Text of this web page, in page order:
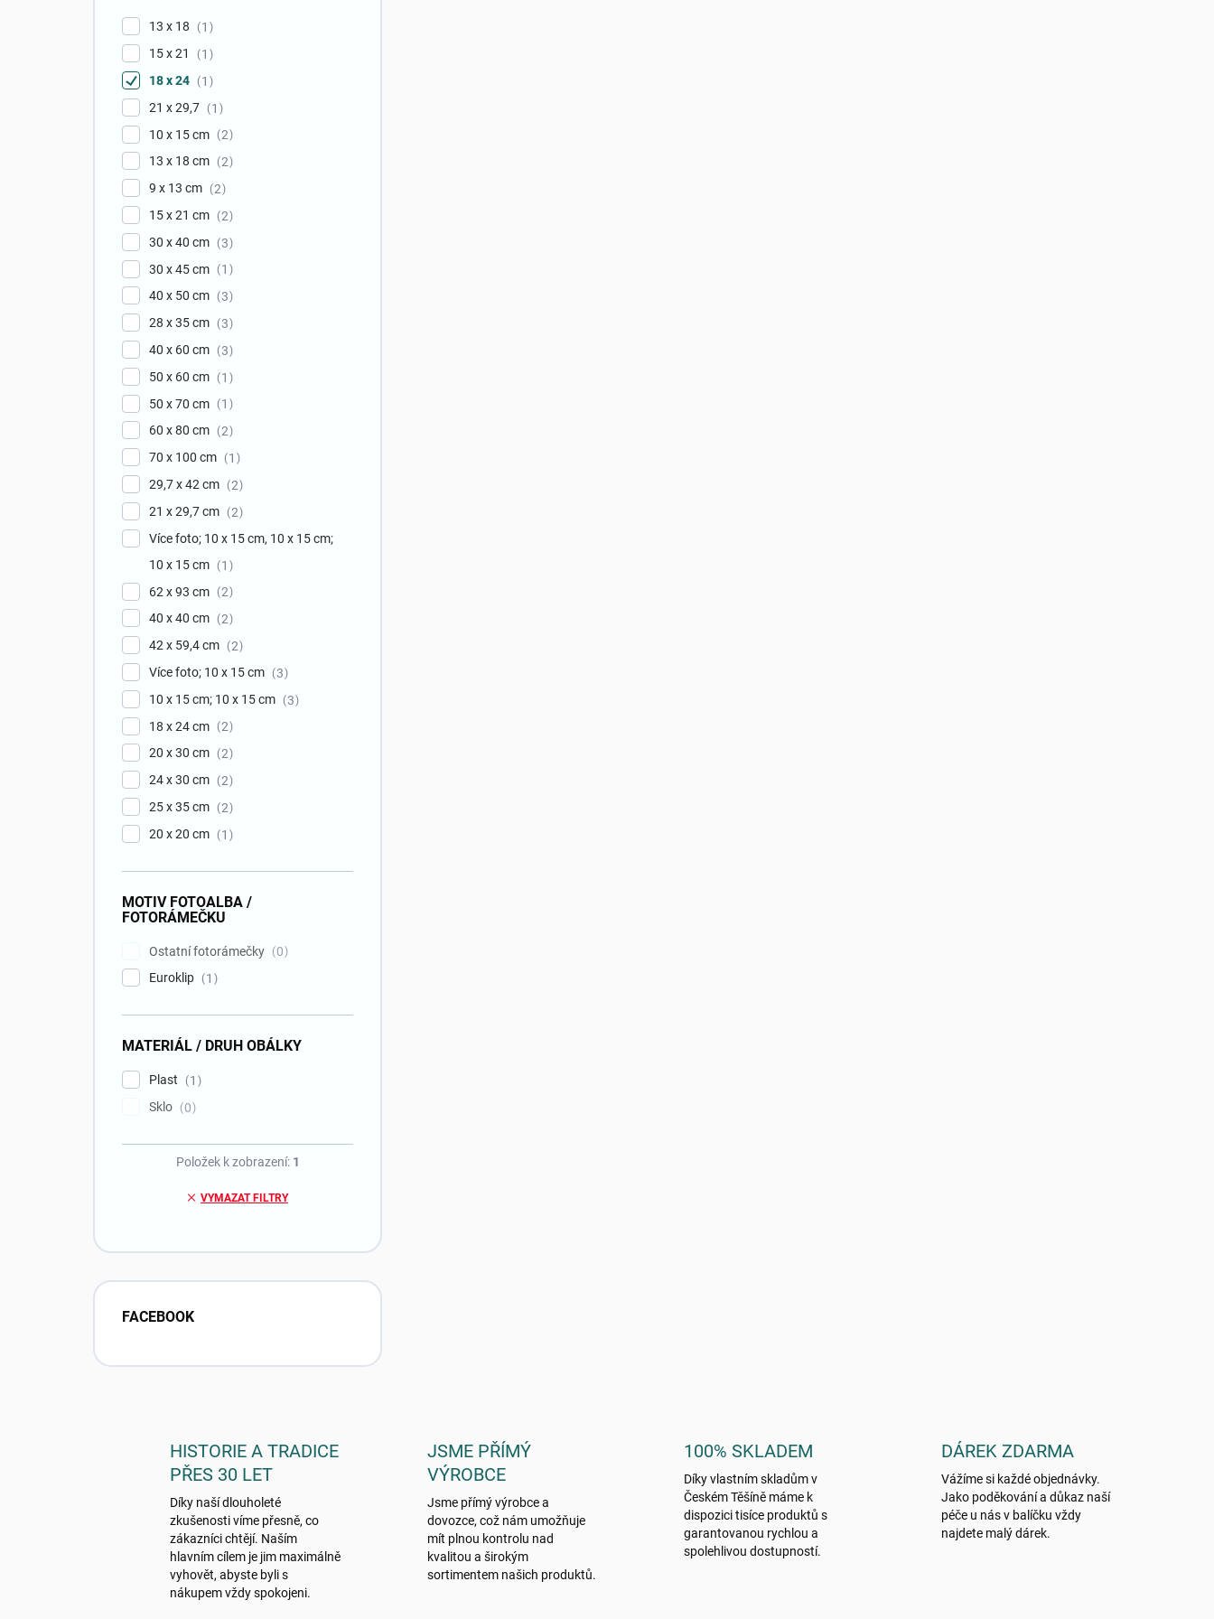
13 x 18
1
15 x 21
1
18 x 24
1
21 x 29,7
1
10 x 15 cm
2
13 x 18 cm
2
9 x 13 cm
2
15 x 21 cm
2
30 x 40 cm
3
30 x 45 cm
1
40 x 50 cm
3
28 x 35 cm
3
40 x 60 cm
3
50 x 60 cm
1
50 x 70 cm
1
60 x 80 cm
2
70 x 100 cm
1
29,7 x 42 cm
2
21 x 29,7 cm
2
Více foto; 10 x 15 cm, 10 x 15 cm;
10 x 15 cm
1
62 x 93 cm
2
40 x 40 cm
2
42 x 59,4 cm
2
Více foto; 10 x 15 cm
3
10 x 15 cm; 10 x 15 cm
3
18 x 24 cm
2
20 x 30 cm
2
24 x 30 cm
2
25 x 35 cm
2
20 x 20 cm
1
MOTIV FOTOALBA /
FOTORÁMEČKU
Ostatní fotorámečky
0
Euroklip
1
MATERIÁL / DRUH OBÁLKY
Plast
1
Sklo
0
VYMAZAT FILTRY
Položek k zobrazení: 1
FACEBOOK
HISTORIE A TRADICE
PŘES 30 LET
Díky naší dlouholeté
zkušenosti víme přesně, co
zákazníci chtějí. Naším
hlavním cílem je jim maximálně
vyhovět, abyste byli s
nákupem vždy spokojeni.
JSME PŘÍMÝ
VÝROBCE
Jsme přímý výrobce a
dovozce, což nám umožňuje
mít plnou kontrolu nad
kvalitou a širokým
sortimentem našich produktů.
100% SKLADEM
Díky vlastním skladům v
Českém Těšíně máme k
dispozici tisíce produktů s
garantovanou rychlou a
spolehlivou dostupností.
DÁREK ZDARMA
Vážíme si každé objednávky.
Jako poděkování a důkaz naší
péče u nás v balíčku vždy
najdete malý dárek.